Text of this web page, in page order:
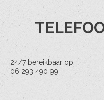
24/7 bereikbaar op
06 293 490 99